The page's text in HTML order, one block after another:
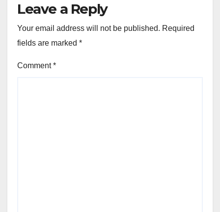
Leave a Reply
Your email address will not be published. Required
fields are marked *
Comment*